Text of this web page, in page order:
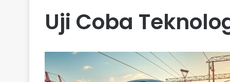
Uji Coba